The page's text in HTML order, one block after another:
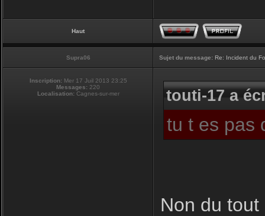
Haut
Supra06 Sujet du message: Re: Incident du
Inscription: Mer 17 Juil 2013 23:25
Messages: 220
Localisation:Cagnes-sur-mer touti-17 a
tu t es pas
Non du